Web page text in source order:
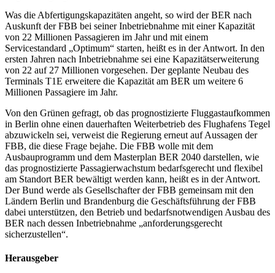
Was die Abfertigungskapazitäten angeht, so wird der BER nach
Auskunft der FBB bei seiner Inbetriebnahme mit einer Kapazität
von 22 Millionen Passagieren im Jahr und mit einem
Servicestandard „Optimum“ starten, heißt es in der Antwort. In den
ersten Jahren nach Inbetriebnahme sei eine Kapazitätserweiterung
von 22 auf 27 Millionen vorgesehen. Der geplante Neubau des
Terminals T1E erweitere die Kapazität am BER um weitere 6
Millionen Passagiere im Jahr.
Von den Grünen gefragt, ob das prognostizierte Fluggastaufkommen
in Berlin ohne einen dauerhaften Weiterbetrieb des Flughafens Tegel
abzuwickeln sei, verweist die Regierung erneut auf Aussagen der
FBB, die diese Frage bejahe. Die FBB wolle mit dem
Ausbauprogramm und dem Masterplan BER 2040 darstellen, wie
das prognostizierte Passagierwachstum bedarfsgerecht und flexibel
am Standort BER bewältigt werden kann, heißt es in der Antwort.
Der Bund werde als Gesellschafter der FBB gemeinsam mit den
Ländern Berlin und Brandenburg die Geschäftsführung der FBB
dabei unterstützen, den Betrieb und bedarfsnotwendigen Ausbau des
BER nach dessen Inbetriebnahme „anforderungsgerecht
sicherzustellen“.
Herausgeber